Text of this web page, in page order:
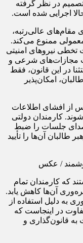
در نظر گرفته
اجرایی شده است.
مقام‌های عالی‌رتبه،
ممنوع می‌کند.
نیروهای امنیتی
مجازات‌های شرعی و
در این قانون، فقط
امکان‌پذیر
از افشای اطلاعات
کارمندان دولتی
صدای جلسات را ضبط
طالبان آن‌ها را تأیید
که کارمندان تمام
آن‌ها کاهش یابد.
به دلیل استفاده از
در اینجاست که
قانون‌گذاری و